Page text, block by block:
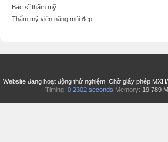
Bác sĩ thẩm mỹ
Thẩm mỹ viện nâng mũi đẹp
Website đang hoạt động thử nghiệm. Chờ giấy phép
Timing: 0.2302 seconds Memory: 19.789